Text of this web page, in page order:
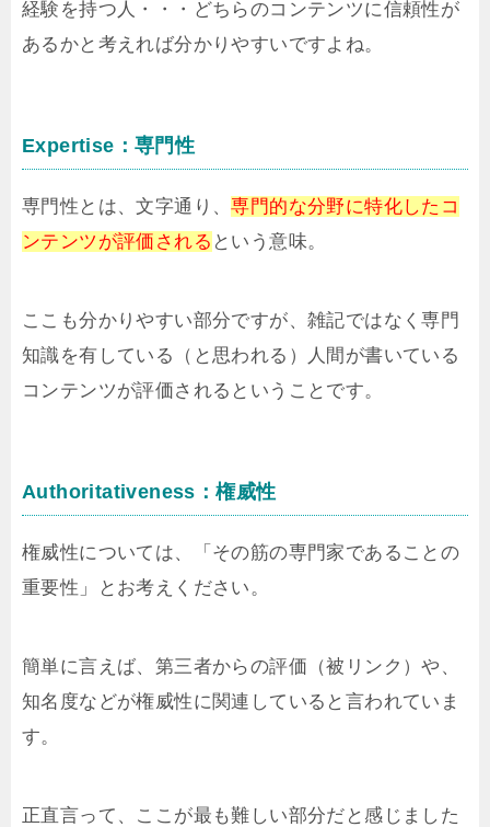
経験を持つ人・・・どちらのコンテンツに信頼性が
あるかと考えれば分かりやすいですよね。
Expertise：専門性
専門性とは、文字通り、専門的な分野に特化したコ
ンテンツが評価される という意味。
ここも分かりやすい部分ですが、雑記ではなく専門
知識を有している（と思われる）人間が書いている
コンテンツが評価されるということです。
Authoritativeness：権威性
権威性については、「その筋の専門家であることの
重要性」とお考えください。
簡単に言えば、第三者からの評価（被リンク）や、
知名度などが権威性に関連していると言われていま
す。
正直言って、ここが最も難しい部分だと感じました